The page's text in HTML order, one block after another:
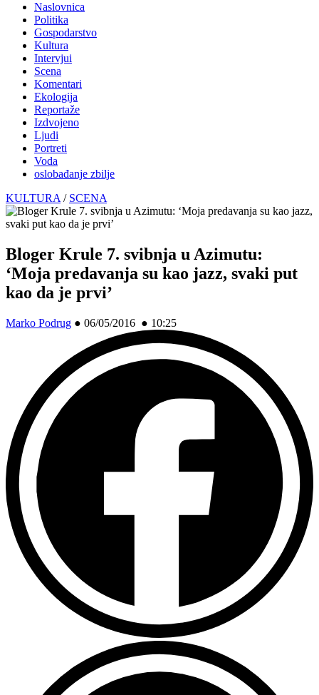
Naslovnica
Politika
Gospodarstvo
Kultura
Intervjui
Scena
Komentari
Ekologija
Reportaže
Izdvojeno
Ljudi
Portreti
Voda
oslobađanje zbilje
KULTURA / SCENA
Bloger Krule 7. svibnja u Azimutu:
‘Moja predavanja su kao jazz, svaki put
kao da je prvi’
Marko Podrug ● 06/05/2016 ● 10:25